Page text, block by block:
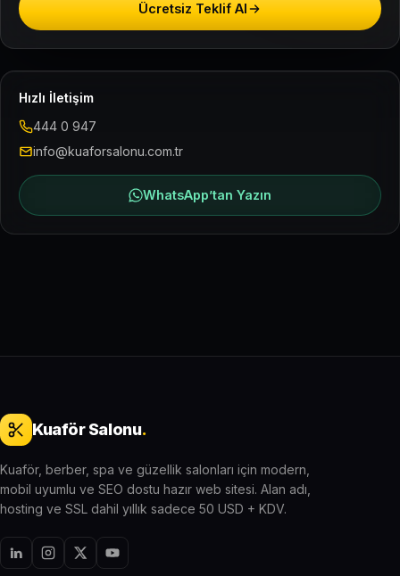
Ücretsiz Teklif Al
Hızlı İletişim
444 0 947
info@kuaforsalonu.com.tr
WhatsApp’tan Yazın
Kuaför Salonu.
Kuaför, berber, spa ve güzellik salonları için modern,
mobil uyumlu ve SEO dostu hazır web sitesi. Alan adı,
hosting ve SSL dahil yıllık sadece 50 USD + KDV.